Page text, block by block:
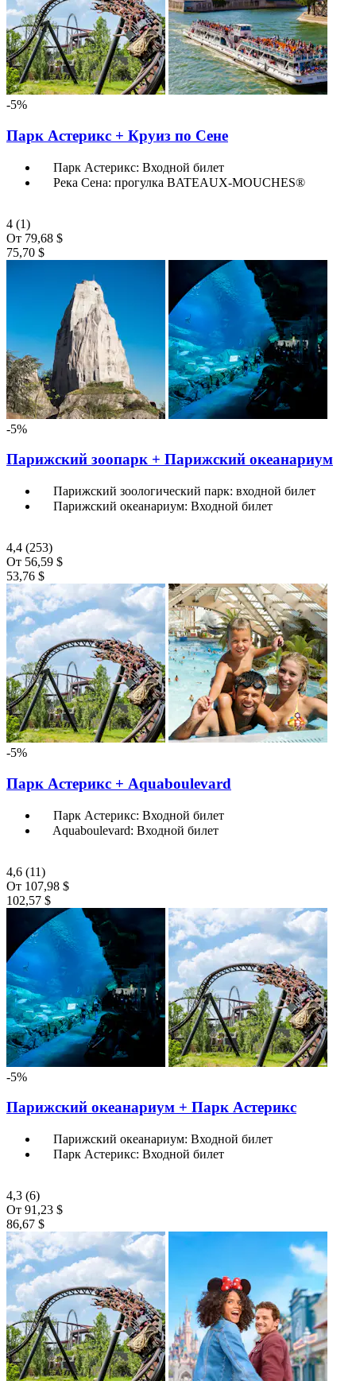
-5%
Парк Астерикс + Круиз по Сене
Парк Астерикс: Входной билет
Река Сена: прогулка BATEAUX-MOUCHES®
4 (1)
От 79,68 $
75,70 $
-5%
Парижский зоопарк + Парижский океанариум
Парижский зоологический парк: входной билет
Парижский океанариум: Входной билет
4,4 (253)
От 56,59 $
53,76 $
-5%
Парк Астерикс + Aquaboulevard
Парк Астерикс: Входной билет
Aquaboulevard: Входной билет
4,6 (11)
От 107,98 $
102,57 $
-5%
Парижский океанариум + Парк Астерикс
Парижский океанариум: Входной билет
Парк Астерикс: Входной билет
4,3 (6)
От 91,23 $
86,67 $